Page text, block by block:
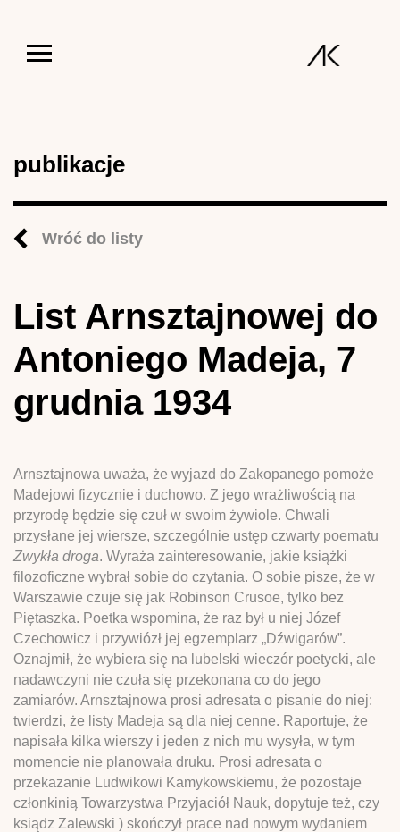
publikacje
Wróć do listy
List Arnsztajnowej do
Antoniego Madeja, 7
grudnia 1934
Arnsztajnowa uważa, że wyjazd do Zakopanego pomoże
Madejowi fizycznie i duchowo. Z jego wrażliwością na
przyrodę będzie się czuł w swoim żywiole. Chwali
przysłane jej wiersze, szczególnie ustęp czwarty poematu
Zwykła droga. Wyraża zainteresowanie, jakie książki
filozoficzne wybrał sobie do czytania. O sobie pisze, że w
Warszawie czuje się jak Robinson Crusoe, tylko bez
Piętaszka. Poetka wspomina, że raz był u niej Józef
Czechowicz i przywiózł jej egzemplarz „Dźwigarów”.
Oznajmił, że wybiera się na lubelski wieczór poetycki, ale
nadawczyni nie czuła się przekonana co do jego
zamiarów. Arnsztajnowa prosi adresata o pisanie do niej:
twierdzi, że listy Madeja są dla niej cenne. Raportuje, że
napisała kilka wierszy i jeden z nich mu wysyła, w tym
momencie nie planowała druku. Prosi adresata o
przekazanie Ludwikowi Kamykowskiemu, że pozostaje
członkinią Towarzystwa Przyjaciół Nauk, dopytuje też, czy
ksiądz Zalewski ) skończył prace nad nowym wydaniem